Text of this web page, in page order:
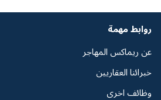
روابط مهمة
عن ريماكس المهاجر
خبرائنا العقاريين
وظائف اخرى